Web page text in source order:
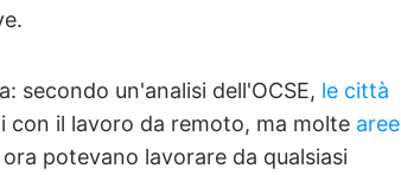
secondo un'analisi dell'OCSE, le città
con il lavoro da remoto, ma molte aree
potevano lavorare da qualsiasi